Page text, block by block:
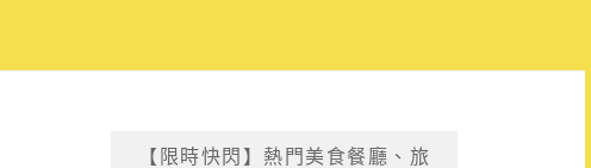
【限時快閃】熱門美食餐廳、旅